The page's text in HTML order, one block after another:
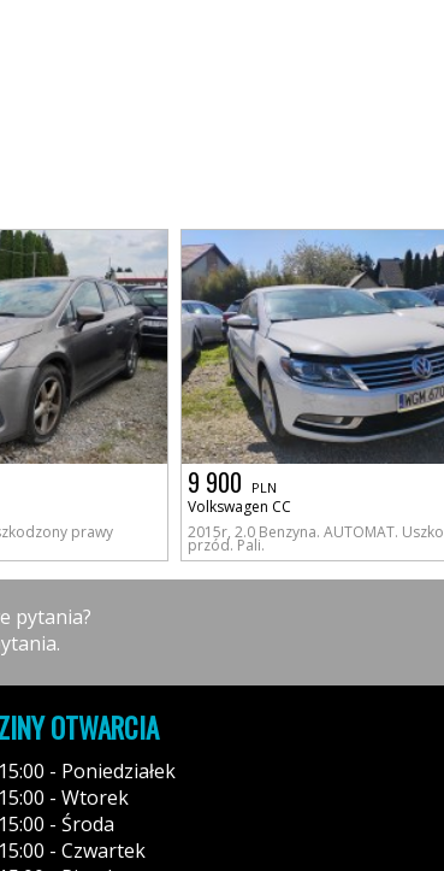
prawy
9 900 PLN
Volkswagen CC
2015r, 2.0 Benzyna. AUTOMAT.
przód. Pali.
pytania?
OTWARCIA
- Poniedziałek
- Wtorek
- Środa
- Czwartek